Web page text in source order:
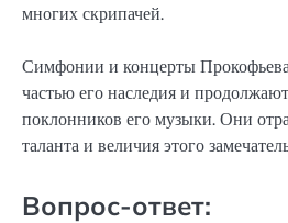
многих скрипачей.
Симфонии и концерты
частью его наследия и
поклонников его музыки. Они
таланта и величия этого
Вопрос-ответ: